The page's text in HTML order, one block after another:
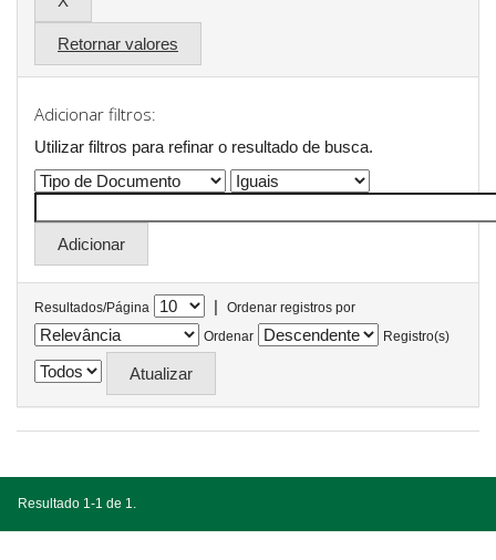
Retornar valores
Adicionar filtros:
Utilizar filtros para refinar o resultado de busca.
Resultados/Página |
Ordenar registros por
Ordenar
Registro(s)
Resultado 1-1 de 1.